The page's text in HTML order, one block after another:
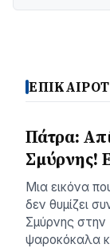
Πάτρα:
Σμύρνης!
Μια εικόνα
δεν θυμίζει
Σμύρνης στην
ψαροκόκαλα